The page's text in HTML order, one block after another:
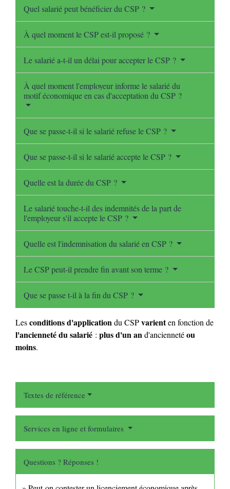
Quel salarié peut bénéficier du CSP ?
À quel moment le CSP est-il proposé ?
Le salarié a-t-il un délai pour accepter le CSP ?
À quel moment l'employeur informe le salarié du
motif économique en cas d'acceptation du CSP ?
Que se passe-t-il si le salarié refuse le CSP ?
Que se passe-t-il si le salarié accepte le CSP ?
Quelle est la durée du CSP ?
Le salarié touche-t-il des indemnités de la part de
l'employeur s'il accepte le CSP ?
Quelle est l'indemnisation du salarié en CSP ?
Le CSP peut-il prendre fin avant son terme ?
Que se passe t-il à la fin du CSP ?
Lesconditions d'applicationdu CSPvarienten fonction de
l'ancienneté du salarié : plus d'un and'anciennetéou
moins.
Textes de référence
Services en ligne et formulaires
Questions ? Réponses !